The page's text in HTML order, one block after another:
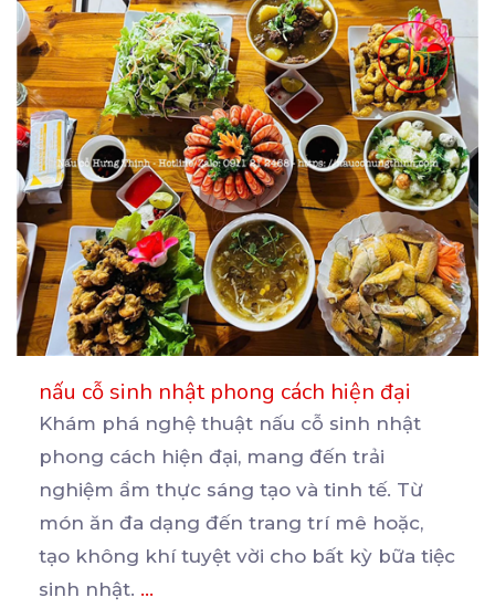
nấu cỗ sinh nhật phong cách hiện đại
Khám phá nghệ thuật nấu cỗ sinh nhật
phong cách hiện đại, mang đến trải
nghiệm ẩm thực sáng tạo và tinh tế. Từ
món ăn đa dạng đến trang trí mê hoặc,
tạo không khí tuyệt vời cho bất kỳ bữa tiệc
sinh nhật. ...